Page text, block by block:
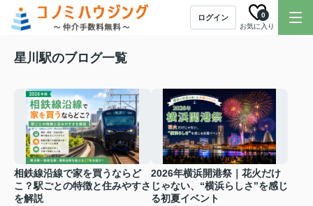
ログイン
お気に入り
0
星川駅のブログ一覧
相鉄線沿線で家を買うならど
こ？駅ごとの特徴と住みやすさ
を解説
2026年横浜開港祭｜花火だけ
じゃない、“横浜らしさ”を感じ
る初夏イベント